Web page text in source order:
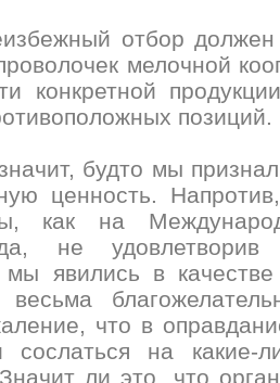
отбор должен
мелочной
конкретной
позиций.
будто мы
ценность.
как на
не
мы явились в
что в
на какие-
ли это, что